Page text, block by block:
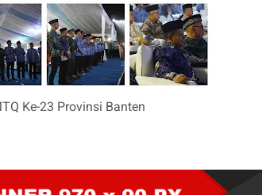
Ke-23 Provinsi Banten